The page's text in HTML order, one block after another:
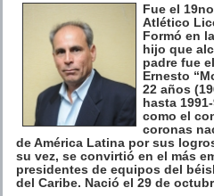
Fue el
Atlético
Formó en
hijo que
padre fue
Ernesto
22 años
hasta
como el
coronas
de América Latina por sus
su vez, se convirtió en el más
presidentes de equipos del
del Caribe. Nació el 29 de